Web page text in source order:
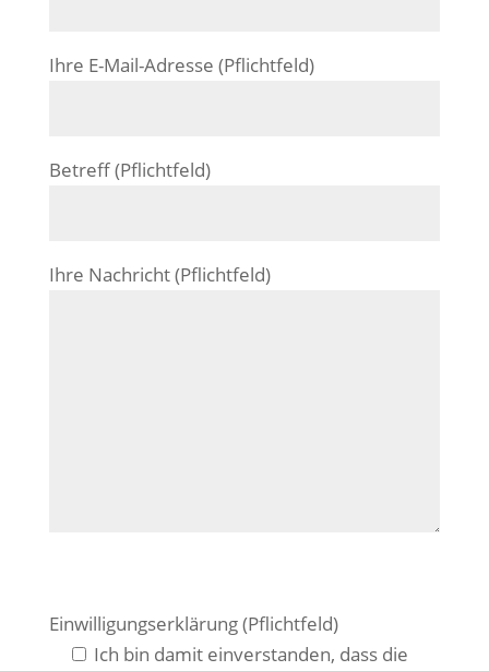
Ihre E-Mail-Adresse (Pflichtfeld)
Betreff (Pflichtfeld)
Ihre Nachricht (Pflichtfeld)
Einwilligungserklärung (Pflichtfeld)
Ich bin damit einverstanden, dass die